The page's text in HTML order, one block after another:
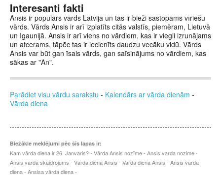
Interesanti fakti
Ansis ir populārs vārds Latvijā un tas ir bieži sastopams vīriešu
vārds. Vārds Ansis ir arī izplatīts citās valstīs, piemēram, Lietuvā
un Igaunijā. Ansis ir arī viens no vārdiem, kas ir viegli izrunājams
un atcerams, tāpēc tas ir iecienīts daudzu vecāku vidū. Vārds
Ansis var būt gan īsais vārds, gan saīsinājums no vārdiem, kas
sākas ar "An".
Parādiet visu vārdu sarakstu - Kalendārs ar vārda dienām -
Vārda diena
Biežākie meklējumi pēc šīs lapas ir:
Kam vārda diena ir 26. Janvaris? - Vārda Ansis nozīme - Ansis varda nozime -
Ansis vārda skaidrojums - Vārda diena Ansis - Varda diena Ansis - Ansis varda
diena - Ansisa vārda diena -